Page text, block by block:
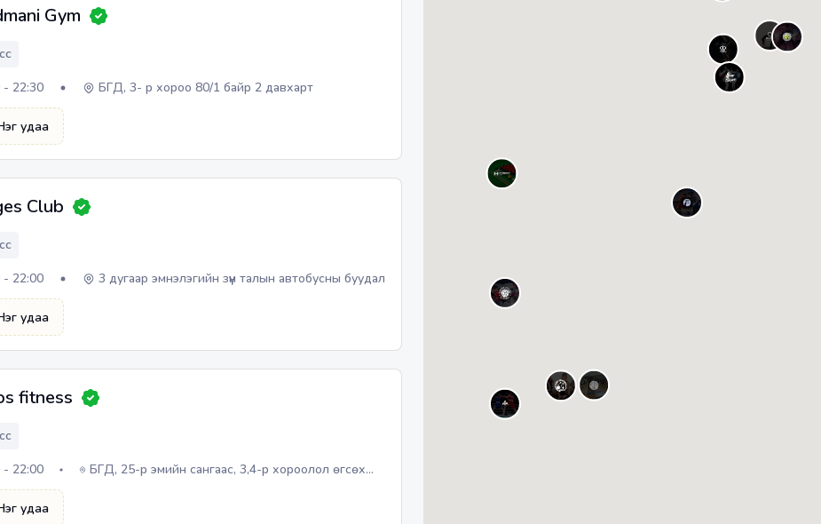
Gym
- 22:30
БГД, 3- р хороо 80/1 байр 2 давхарт
удаа
Club
- 22:00
3 дугаар эмнэлэгийн зүүн талын автобусны буудал
удаа
fitness
- 22:00
БГД, 25-р эмийн сангаас, 3,4-р хороолол өгсөх
удаа